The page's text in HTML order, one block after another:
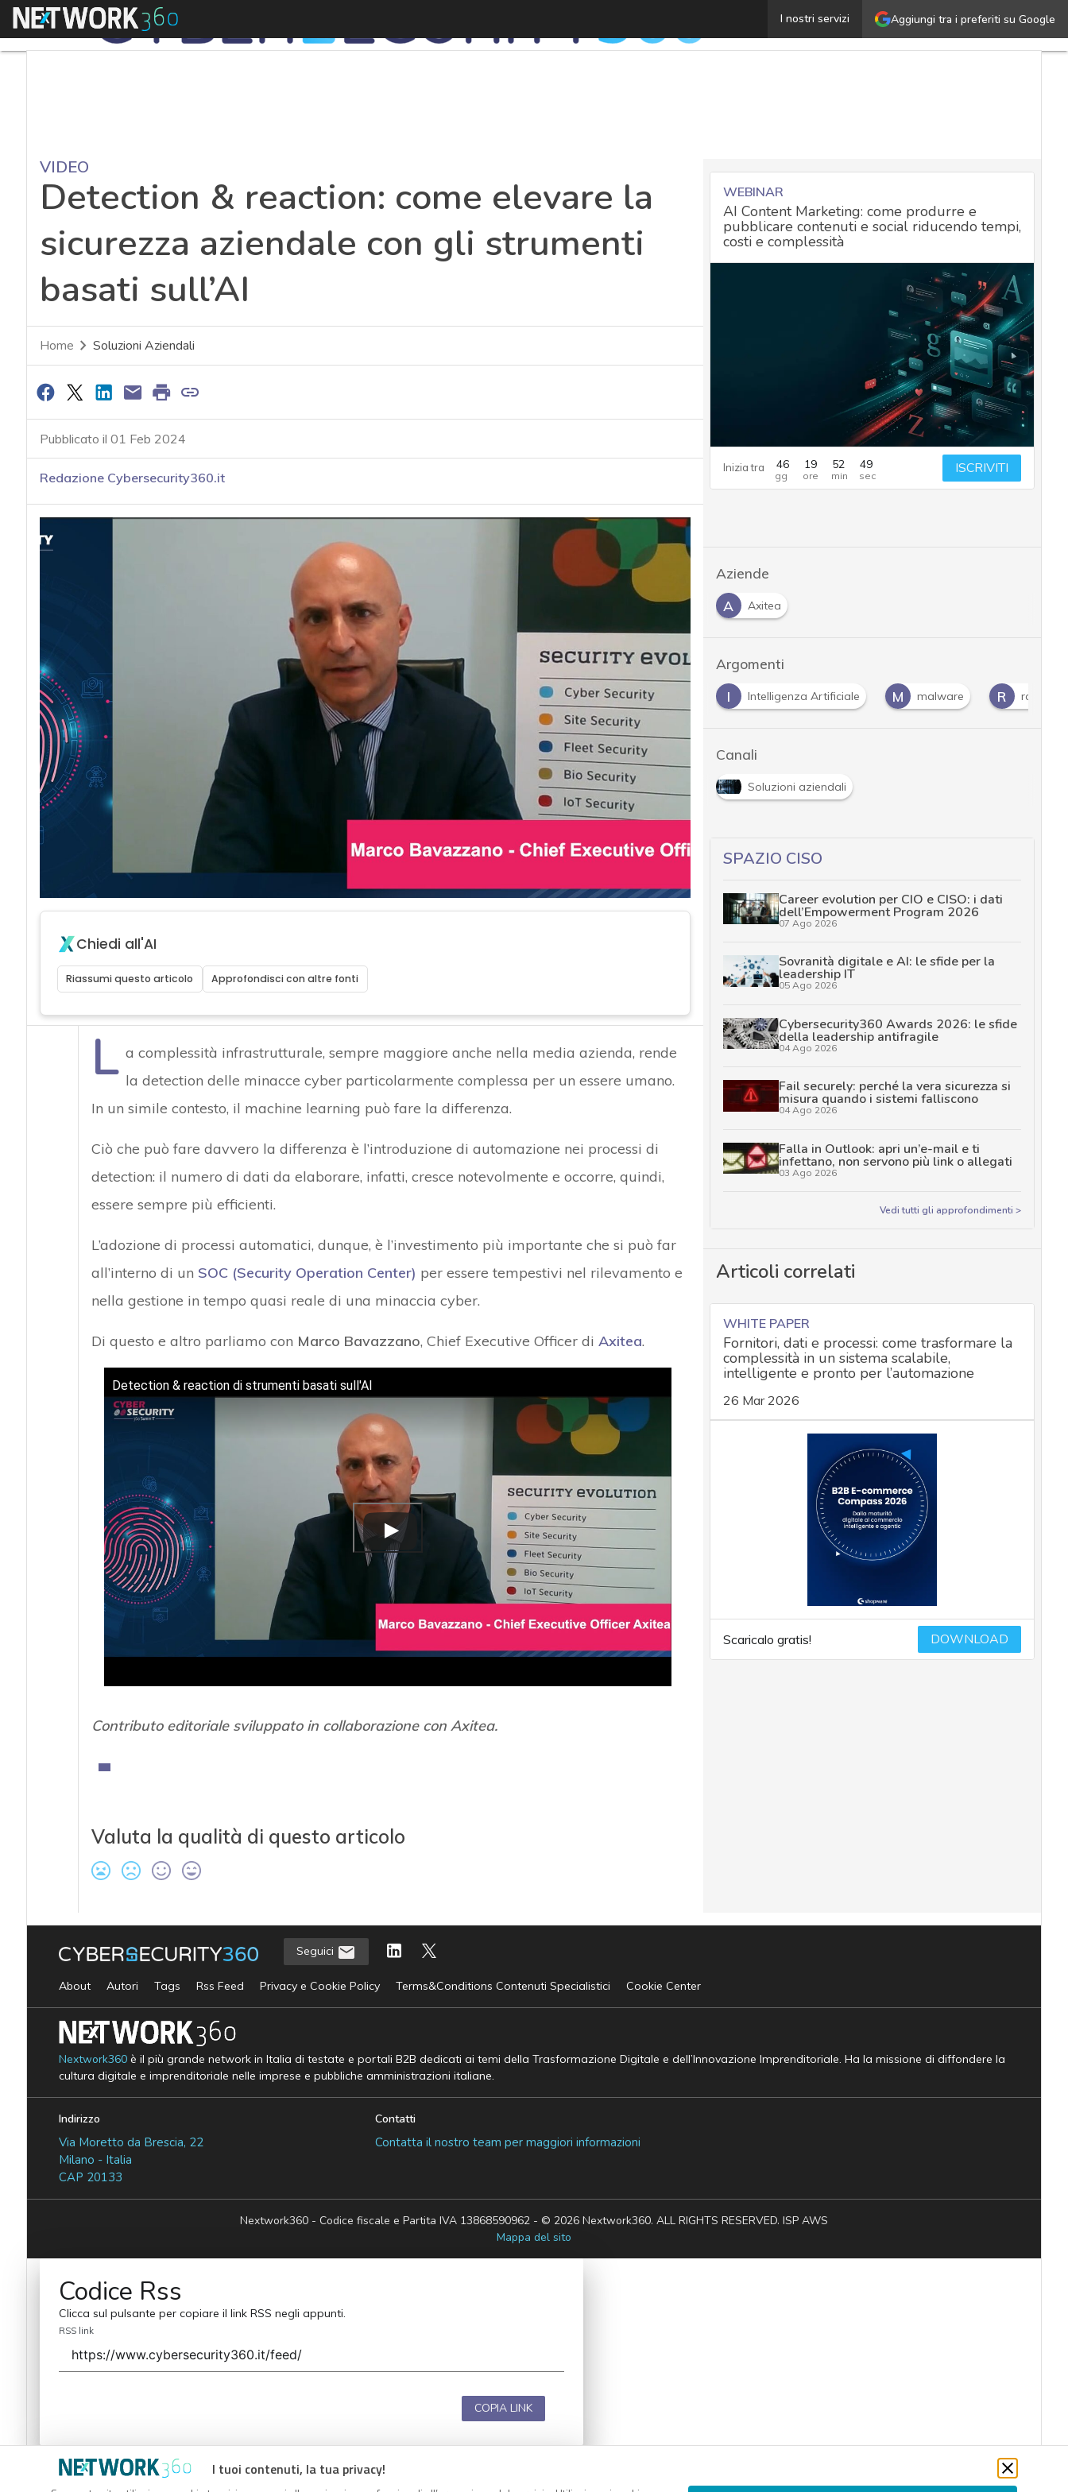
Aggiungi tra i preferiti su Google
I nostri servizi
Menu Detection & reaction: come elevare la sicurezza
VIDEO
Detection & reaction: come elevare la
sicurezza aziendale con gli strumenti
basati sull’AI
Home Soluzioni Aziendali
Pubblicato il 01 Feb 2024
Redazione Cybersecurity360.it
Chiedi all'AI
Riassumi questo articolo Approfondisci con altre fonti
L a complessità infrastrutturale, sempre maggiore anche nella media azienda, rende
la detection delle minacce cyber particolarmente complessa per un essere umano.
In un simile contesto, il machine learning può fare la differenza.
Ciò che può fare davvero la differenza è l’introduzione di automazione nei processi di
detection: il numero di dati da elaborare, infatti, cresce notevolmente e occorre, quindi,
essere sempre più efficienti.
L’adozione di processi automatici, dunque, è l’investimento più importante che si può far
all’interno di un SOC (Security Operation Center) per essere tempestivi nel rilevamento e
nella gestione in tempo quasi reale di una minaccia cyber.
Di questo e altro parliamo con Marco Bavazzano, Chief Executive Officer di Axitea.
Detection & reaction di strumenti basati sull'AI
Contributo editoriale sviluppato in collaborazione con Axitea.
Valuta la qualità di questo articolo
WEBINAR
AI Content Marketing: come produrre e
pubblicare contenuti e social riducendo tempi,
costi e complessità
Inizia tra 46 19 52 48 ISCRIVITI
Aziende
A
Axitea
Argomenti
A
attacco informatico I Intelligenza Artificiale M malware R
Canali
Soluzioni aziendali
SPAZIO CISO
Career evolution per CIO e CISO: i dati
dell’Empowerment Program 2026
07 Ago 2026
Sovranità digitale e AI: le sfide per la
leadership IT
05 Ago 2026
Cybersecurity360 Awards 2026: le sfide
della leadership antifragile
04 Ago 2026
Fail securely: perché la vera sicurezza si
misura quando i sistemi falliscono
04 Ago 2026
Falla in Outlook: apri un’e-mail e ti
infettano, non servono più link o allegati
03 Ago 2026
Vedi tutti gli approfondimenti >
Articoli correlati
WHITE PAPER
Fornitori, dati e processi: come trasformare la
complessità in un sistema scalabile,
intelligente e pronto per l’automazione
26 Mar 2026
Scaricalo gratis! DOWNLOAD
I tuoi contenuti, la tua privacy!
Seguici
About Autori Tags Rss Feed Privacy e Cookie Policy Terms&Conditions Contenuti Specialistici Cookie Center
Nextwork360è il più grande network in Italia di testate e portali B2B dedicati ai temi della Trasformazione Digitale e dell’Innovazione Imprenditoriale. Ha la missione di diffondere la
cultura digitale e imprenditoriale nelle imprese e pubbliche amministrazioni italiane.
Indirizzo
Via Moretto da Brescia, 22
Milano - Italia
CAP 20133
Contatti
Contatta il nostro team per maggiori informazioni
Nextwork360 - Codice fiscale e Partita IVA 13868590962 - © 2026 Nextwork360. ALL RIGHTS RESERVED. ISP AWS
Mappa del sito
Codice Rss
Clicca sul pulsante per copiare il link RSS negli appunti.
RSS link
COPIA LINK
Codice Rss